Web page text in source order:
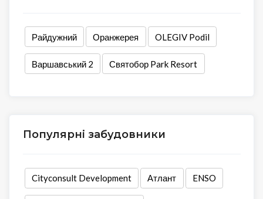
Райдужний Оранжерея OLEGIV Podil
Варшавський 2 Святобор Park Resort
Популярні забудовники
Cityconsult Development Атлант ENSO